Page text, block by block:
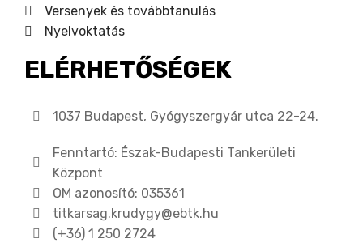
Versenyek és továbbtanulás
Nyelvoktatás
ELÉRHETŐSÉGEK
1037 Budapest, Gyógyszergyár utca 22-24.
Fenntartó: Észak-Budapesti Tankerületi
Központ
OM azonosító: 035361
titkarsag.krudygy@ebtk.hu
(+36) 1 250 2724​